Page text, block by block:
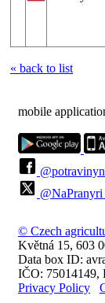
« back to list
mobile
@NaPranyri
© Czech
Květná 15, 603
Data box ID:
IČO: 75014149,
Privacy Policy